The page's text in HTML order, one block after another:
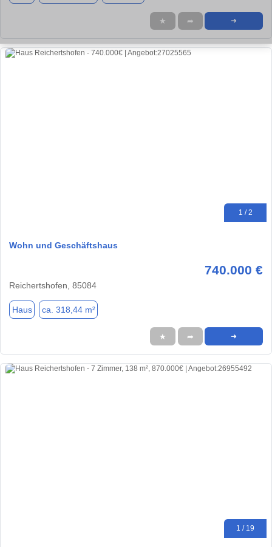
★ ➦ ➜
1 / 2
Wohn und Geschäftshaus
740.000 €
Reichertshofen, 85084
Haus ca. 318,44 m²
★ ➦ ➜
1 / 19